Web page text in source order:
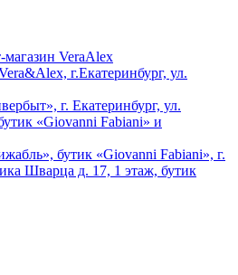
магазин VeraAlex
г.Екатеринбург, ул.
г. Екатеринбург, ул.
«Giovanni Fabiani» и
бутик «Giovanni Fabiani», г.
Шварца д. 17, 1 этаж, бутик